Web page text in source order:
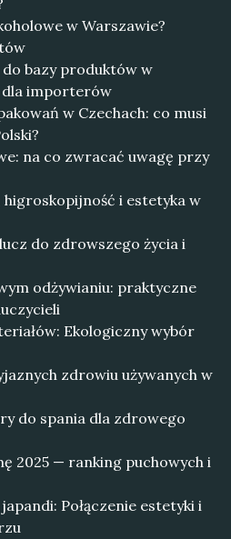
w Warszawie?
bazy produktów w
dla importerów
w Czechach: co musi
na co zwracać uwagę przy
i estetyka w
do zdrowszego życia i
odżywianiu: praktyczne
Ekologiczny wybór
zdrowiu używanych w
do spania dla zdrowego
2025 — ranking puchowych i
Połączenie estetyki i